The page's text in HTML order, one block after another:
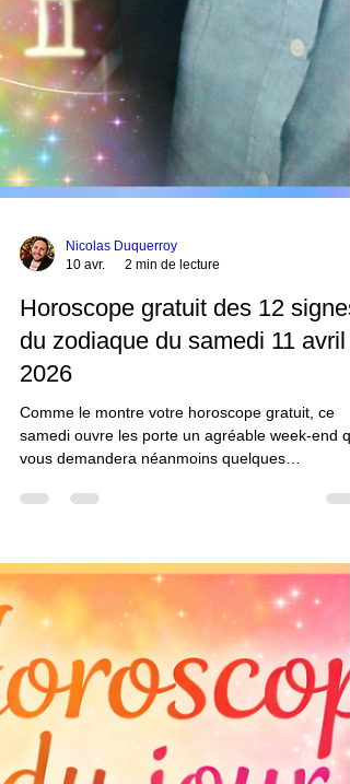
Nicolas Duquerroy
10 avr.
Horoscope gratuit des 12 signes
du zodiaque du samedi 11 avril
vous demandera néanmoins quelques
ajustement. Belle journée. Nicolas Duquerroy
Horoscope du jour par Nicolas Duquerroy
Horoscope de la journée pour les 12 signes du
zodiaque Bélier , aujourd’hui, vous pourriez
ressentir le besoin de ralentir un peu. Pas
forcément de tout arrêter, mais simplement de
plus courir après chaque sollicitation. Et si vous
vous autorisiez à répondre à votre